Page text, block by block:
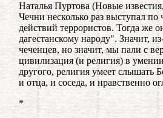
Наталья Пуртова (Новые
Чечни несколько раз выступал
действий террористов. Тогда же
дагестанскому народу". Значит,
чеченцев, но значит, мы пали с
цивилизация (и религия) в
другого, религия умеет слышать
и отца, и соседа, и нравственно
*